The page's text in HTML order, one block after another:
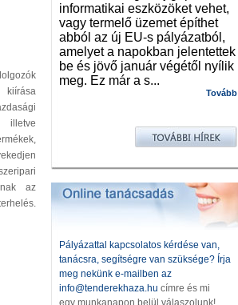
kiírása
az
informatikai eszközöket vehet,
vagy termelő üzemet építhet
abból az új EU-s pályázatból,
amelyet a napokban jelentettek
be és jövő január végétől nyílik
meg. Ez már a s...
Tovább
Pályázattal kapcsolatos kérdése van,
tanácsra, segítségre van szüksége? Írja
meg nekünk e-mailben az
info@tenderekhaza.hu címre és mi
egy munkanapon belül válaszolunk!